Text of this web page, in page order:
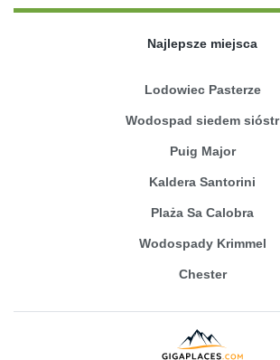
Najlepsze miejsca
Lodowiec Pasterze
Wodospad siedem sióstr
Puig Major
Kaldera Santorini
Plaża Sa Calobra
Wodospady Krimmel
Chester